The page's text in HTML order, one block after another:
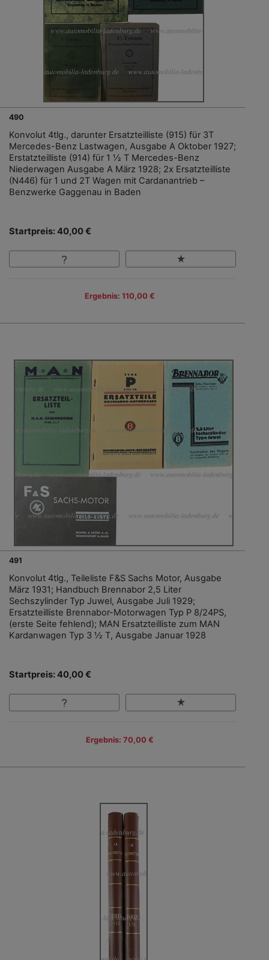
490
Konvolut 4tlg., darunter Ersatzteilliste (915) für 3T
Mercedes-Benz Lastwagen, Ausgabe A Oktober 1927;
Erstatzteilliste (914) für 1 ½ T Mercedes-Benz
Niederwagen Ausgabe A März 1928; 2x Ersatzteilliste
(N446) für 1 und 2T Wagen mit Cardanantrieb –
Benzwerke Gaggenau in Baden
Startpreis: 40,00 €
Ergebnis: 110,00 €
491
Konvolut 4tlg., Teileliste F&S Sachs Motor, Ausgabe
März 1931; Handbuch Brennabor 2,5 Liter
Sechszylinder Typ Juwel, Ausgabe Juli 1929;
Ersatzteilliste Brennabor-Motorwagen Typ P 8/24PS,
(erste Seite fehlend); MAN Ersatzteilliste zum MAN
Kardanwagen Typ 3 ½ T, Ausgabe Januar 1928
Startpreis: 40,00 €
Ergebnis: 70,00 €